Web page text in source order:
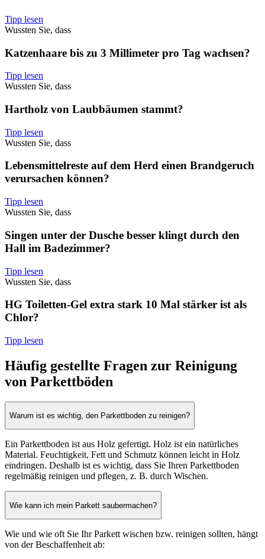
Tipp lesen
Wussten Sie, dass
Katzenhaare bis zu 3 Millimeter pro Tag wachsen?
Tipp lesen
Wussten Sie, dass
Hartholz von Laubbäumen stammt?
Tipp lesen
Wussten Sie, dass
Lebensmittelreste auf dem Herd einen Brandgeruch
verursachen können?
Tipp lesen
Wussten Sie, dass
Singen unter der Dusche besser klingt durch den
Hall im Badezimmer?
Tipp lesen
Wussten Sie, dass
HG Toiletten-Gel extra stark 10 Mal stärker ist als
Chlor?
Tipp lesen
Häufig gestellte Fragen zur Reinigung
von Parkettböden
Warum ist es wichtig, den Parkettboden zu reinigen?
Ein Parkettboden ist aus Holz gefertigt. Holz ist ein natürliches
Material. Feuchtigkeit, Fett und Schmutz können leicht in Holz
eindringen. Deshalb ist es wichtig, dass Sie Ihren Parkettboden
regelmäßig reinigen und pflegen, z. B. durch Wischen.
Wie kann ich mein Parkett saubermachen?
Wie und wie oft Sie Ihr Parkett wischen bzw. reinigen sollten, hängt
von der Beschaffenheit ab: